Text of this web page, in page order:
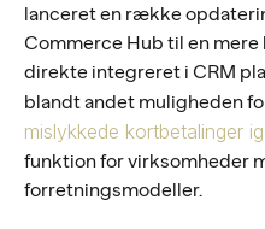
lanceret en række
Commerce Hub til en
direkte integreret i CRM
blandt andet muligheden
mislykkede kortbetalinger
funktion for virksomheder
forretningsmodeller.